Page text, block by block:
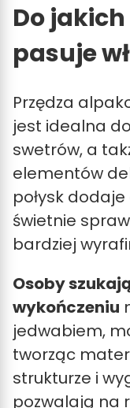
Do
pasuje
Przędza
jest idealna
swetrów, a
elementów
połysk
świetnie
bardziej
Osoby
wykończeniu
jedwabiem,
tworząc
strukturze i
pozwalają na